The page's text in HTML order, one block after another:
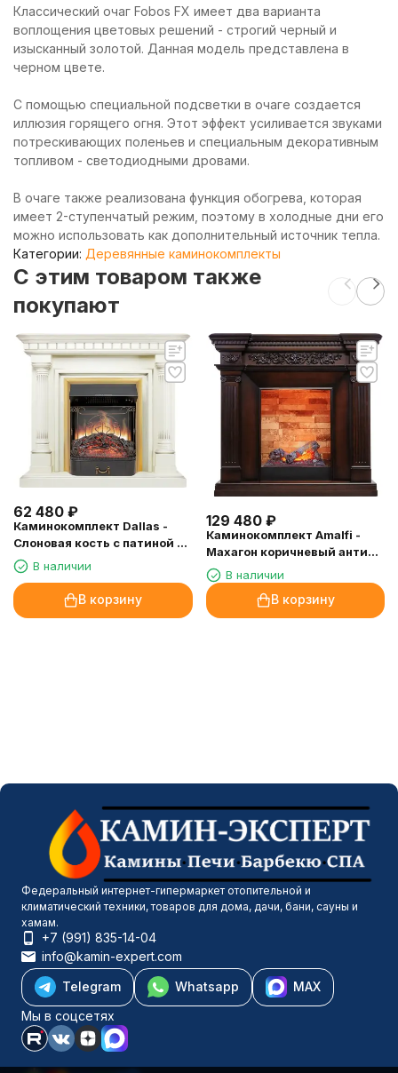
Классический очаг Fobos FX имеет два варианта
воплощения цветовых решений - строгий черный и
изысканный золотой. Данная модель представлена в
черном цвете.
С помощью специальной подсветки в очаге создается
иллюзия горящего огня. Этот эффект усиливается звуками
потрескивающих поленьев и специальным декоративным
топливом - светодиодными дровами.
В очаге также реализована функция обогрева, которая
имеет 2-ступенчатый режим, поэтому в холодные дни его
можно использовать как дополнительный источник тепла.
Категории: Деревянные каминокомплекты
C этим товаром также
покупают
62 480 ₽
Каминокомплект Dallas -
Слоновая кость с патиной с
очагом Majestic FX Brass
В наличии
В корзину
129 480 ₽
Каминокомплект Amalfi -
Махагон коричневый антик с
очагом Cassette 400 NH
В наличии
В корзину
Федеральный интернет-гипермаркет отопительной и
климатический техники, товаров для дома, дачи, бани, сауны и
хамам.
+7 (991) 835-14-04
info@kamin-expert.com
Telegram
Whatsapp
MAX
Мы в соцсетях